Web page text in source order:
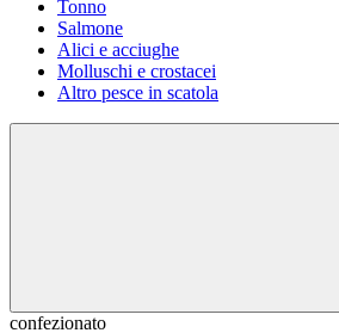
Tonno
Salmone
Alici e acciughe
Molluschi e crostacei
Altro pesce in scatola
confezionato